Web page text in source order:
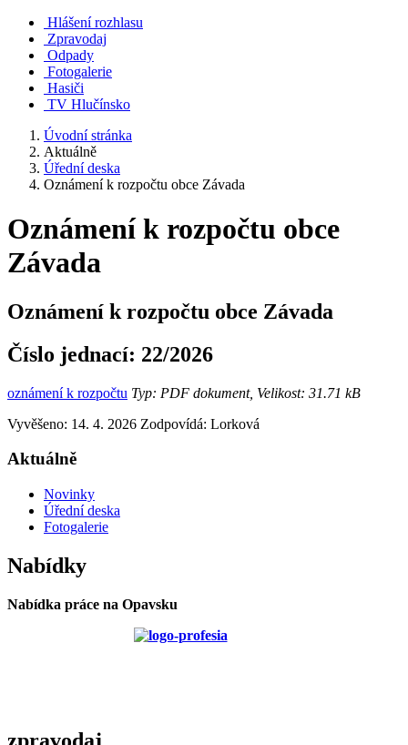
Hlášení rozhlasu
Zpravodaj
Odpady
Fotogalerie
Hasiči
TV Hlučínsko
Úvodní stránka
Aktuálně
Úřední deska
Oznámení k rozpočtu obce Závada
Oznámení k rozpočtu obce
Závada
Oznámení k rozpočtu obce Závada
Číslo jednací: 22/2026
oznámení k rozpočtu Typ: PDF dokument, Velikost: 31.71 kB
Vyvěšeno: 14. 4. 2026 Zodpovídá: Lorková
Aktuálně
Novinky
Úřední deska
Fotogalerie
Nabídky
Nabídka práce na Opavsku